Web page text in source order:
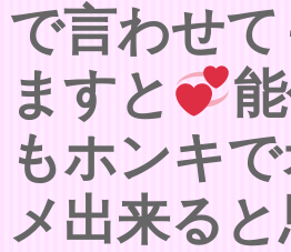
で言わせ
ますと
もホンキ
メ出来る